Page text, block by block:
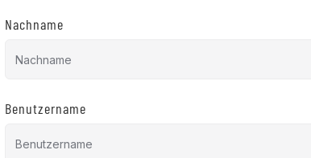
Nachname
Benutzername